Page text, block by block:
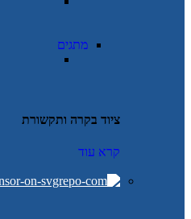
מתגים
ציוד בקרה ותקשורת
קרא עוד